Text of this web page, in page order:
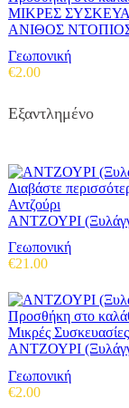
ΜΙΚΡΕΣ
ΑΝΙΘΟΣ ΝΤΟΠΙΟΣ
Γεωπονική
€2.00
Εξαντλημένο
Διαβάστε
Αντζούρι
ΑΝΤΖΟΥΡΙ
Γεωπονική
€21.00
Προσθήκη στο
Μικρές
ΑΝΤΖΟΥΡΙ
Γεωπονική
€2.00